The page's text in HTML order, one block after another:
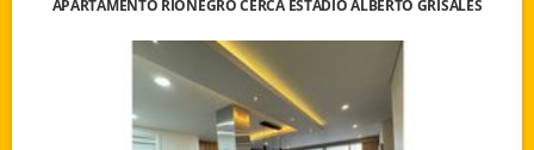
APARTAMENTO RIONEGRO CERCA ESTADIO ALBERTO GRISALES